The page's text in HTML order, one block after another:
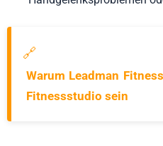
🔗
Warum Leadman
Fitnessstudio sein